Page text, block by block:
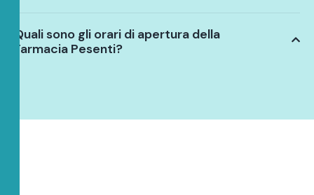
Quali sono gli orari di apertura della
Farmacia Pesenti?